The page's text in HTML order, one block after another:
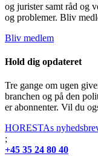
og jurister samt råd og
og problemer. Bliv
Bliv medlem
Hold dig opdateret
Tre gange om ugen
branchen og på den
er abonnenter. Vil du
HORESTAs
;
+45 35 24 80 40